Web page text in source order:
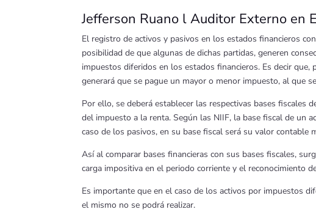
Jefferson Ruano l Auditor Externo en
El registro de activos y pasivos en los estados financieros
posibilidad de que algunas de dichas partidas, generen
impuestos diferidos en los estados financieros. Es decir
generará que se pague un mayor o menor impuesto, al que
Por ello, se deberá establecer las respectivas bases fiscales
del impuesto a la renta. Según las NIIF, la base fiscal de un
caso de los pasivos, en su base fiscal será su valor
Así al comparar bases financieras con sus bases fiscales,
carga impositiva en el periodo corriente y el reconocimiento
Es importante que en el caso de los activos por impuestos
el mismo no se podrá realizar.